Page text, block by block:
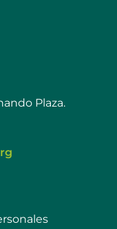
Plaza.